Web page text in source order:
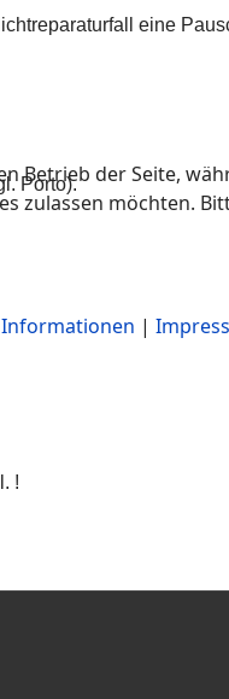
eine
Porto).
!
Betrieb der Seite,
zulassen möchten.
|